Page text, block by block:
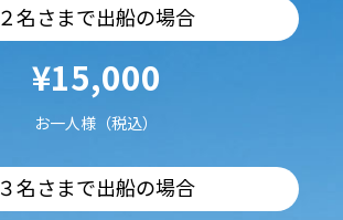
２名さまで出船の場合
¥15,000
お一人様（税込）
３名さまで出船の場合